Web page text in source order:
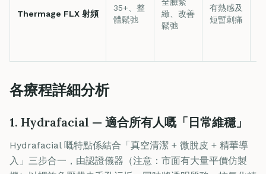
Thermage FLX 射頻
35+、整
體鬆弛
緻、改善
鬆弛
有熱感及
短暫刺痛
各療程詳細分析
1. Hydrafacial — 適合所有人嘅「日常維穩」
Hydrafacial 嘅特點係結合「真空清潔 + 微脫皮 + 精華導
入」三步合一，由認證儀器（注意：市面有大量平價仿製